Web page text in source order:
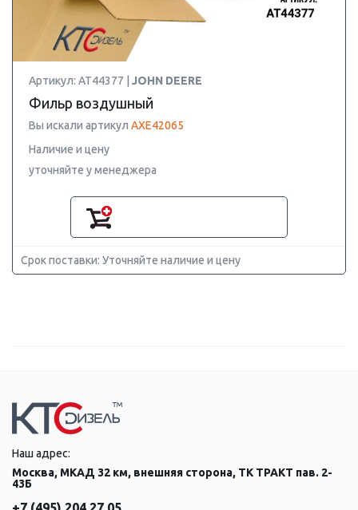
Артикул: AT44377 | JOHN DEERE
Фильр воздушный
Вы искали артикул AXE42065
Наличие и цену
уточняйте у менеджера
Срок поставки: Уточняйте наличие и цену
Наш адрес:
Москва, МКАД 32 км, внешняя сторона, ТК ТРАКТ пав. 2-
43Б